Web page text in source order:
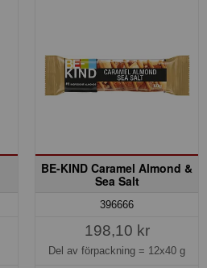
BE-KIND Caramel Almond &
Sea Salt
396666
198,10 kr
Del av förpackning = 12x40 g